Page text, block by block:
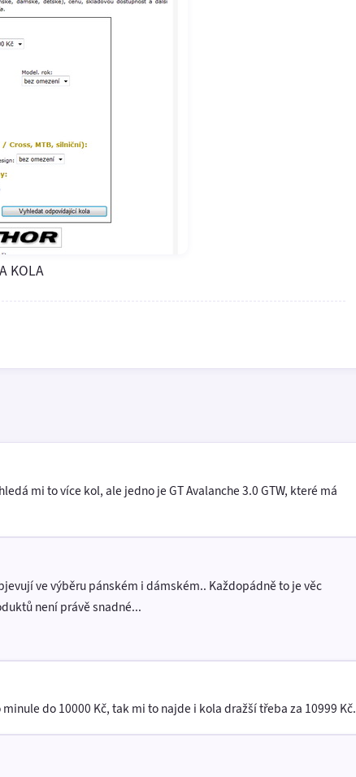
KOLA
mi to více kol, ale jedno je GT Avalanche 3.0 GTW, které má
ve výběru pánském i dámském.. Každopádně to je věc
není právě snadné...
do 10000 Kč, tak mi to najde i kola dražší třeba za 10999 Kč.